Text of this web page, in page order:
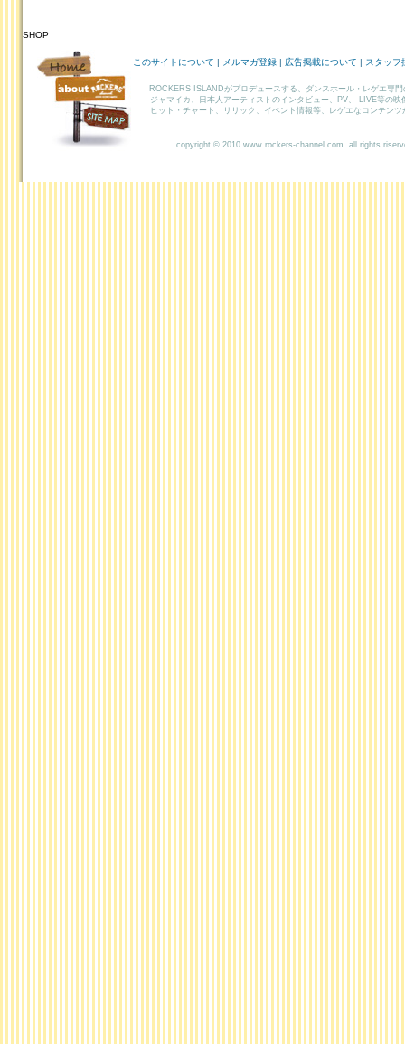
HOME
ABOUT
ROCKERS
SITEMAP
SHOP
このサイトについて | メルマガ登録 | 広告掲載について | スタッフ
ROCKERS ISLANDがプロデュースする、ダンスホール・レゲエ専
ジャマイカ、日本人アーティストのインタビュー、PV、 LIVE等の映
ヒット・チャート、リリック、イベント情報等、レゲエなコンテン
copyright © 2010 www.rockers-channel.com. all rights